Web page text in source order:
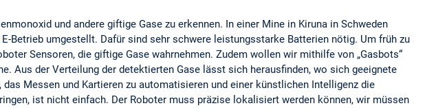
und andere giftige Gase zu erkennen. In einer Mine in Kiruna in Schweden
Betrieb umgestellt. Dafür sind sehr schwere leistungsstarke Batterien nötig. Um früh zu
Sensoren, die giftige Gase wahrnehmen. Zudem wollen wir mithilfe von „Gasbots“
Aus der Verteilung der detektierten Gase lässt sich herausfinden, wo sich geeignete
Messen und Kartieren zu automatisieren und einer künstlichen Intelligenz die
ist nicht einfach. Der Roboter muss präzise lokalisiert werden können, wir müssen